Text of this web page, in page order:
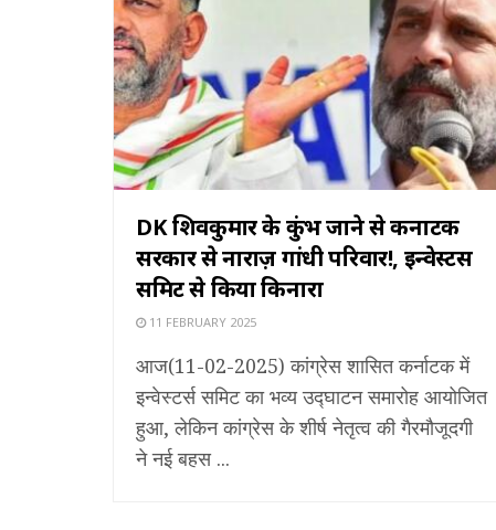
DK शिवकुमार के कुंभ जाने से कर्नाटक
सरकार से नाराज़ गांधी परिवार!, इन्वेस्टर्स
समिट से किया किनारा
11 FEBRUARY 2025
आज(11-02-2025) कांग्रेस शासित कर्नाटक में
इन्वेस्टर्स समिट का भव्य उद्घाटन समारोह आयोजित
हुआ, लेकिन कांग्रेस के शीर्ष नेतृत्व की गैरमौजूदगी
ने नई बहस ...